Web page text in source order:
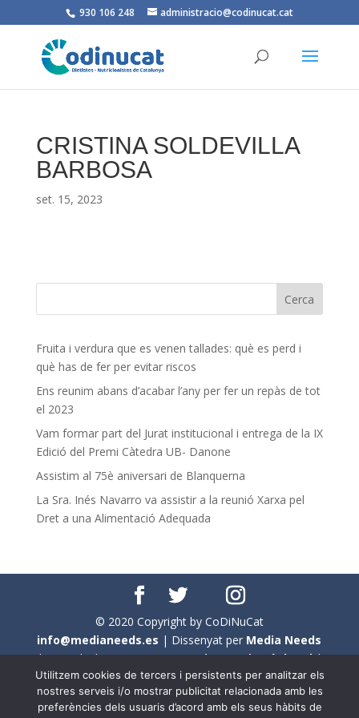
930 106 248 administracio@codinucat.cat
CRISTINA SOLDEVILLA
BARBOSA
set. 15, 2023
Fruita i verdura que es venen tallades: què es perd i
què has de fer per evitar riscos
Ens reunim abans d’acabar l’any per fer un repàs de tot
el 2023
Vam formar part del Jurat institucional i entrega de la IX
Edició del Premi Càtedra UB- Danone
Assistim al 75è aniversari de Blanquerna
La Sra. Inés Navarro va assistir a la reunió Xarxa pel
Dret a una Alimentació Adequada
© 2020 Copyright by CoDiNuCat
info@medianeeds.es | Dissenyat per Media Needs
| Tots els drets reservats aCoDiNuCat |Avís legal|
Avís per cookies
En aquest web s'ha tingut en compte l'ús no sexista del
Utilitzem cookies de tercers i persistents per analitzar els
nostres serveis i/o mostrar publicitat relacionada amb les
preferències dels usuaris d’acord amb els seus hàbits de